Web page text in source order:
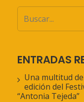
ENTRADAS
Una multitud
edición del
“Antonia Tejeda”